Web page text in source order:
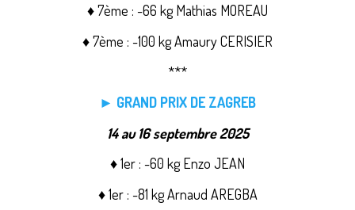
♦ 7ème : -66 kg Mathias MOREAU
♦ 7ème : -100 kg Amaury CERISIER
***
► GRAND PRIX DE ZAGREB
14 au 16 septembre 2025
♦ 1er : -60 kg Enzo JEAN
♦ 1er : -81 kg Arnaud AREGBA